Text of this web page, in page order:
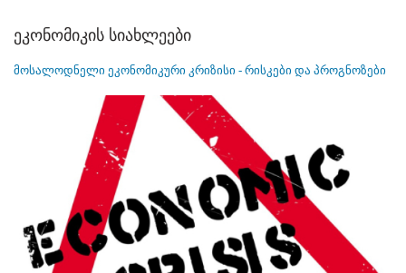
ეკონომიკის სიახლეები
მოსალოდნელი ეკონომიკური კრიზისი - რისკები და პროგნოზები